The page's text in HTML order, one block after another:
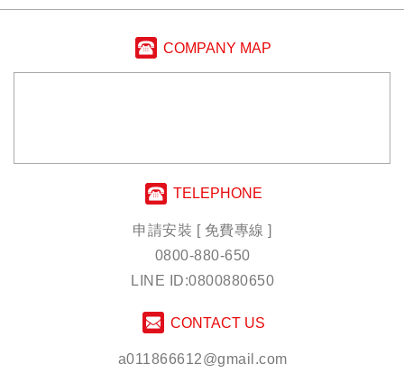
COMPANY MAP
TELEPHONE
申請安裝 [ 免費專線 ]
0800-880-650
LINE ID:0800880650
CONTACT US
a011866612@gmail.com